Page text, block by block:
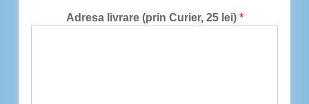
Adresa livrare (prin Curier, 25 lei) *